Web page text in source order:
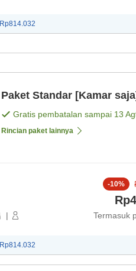
Rp814.032
Paket Standar [Kamar
Gratis pembatalan sampai 13
Rincian paket lainnya
|
-10%
Termasuk
Rp814.032